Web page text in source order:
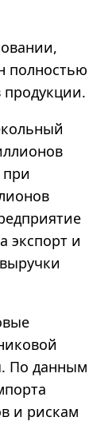
полностью
продукции.
при
экспорт и
По данным
и рискам